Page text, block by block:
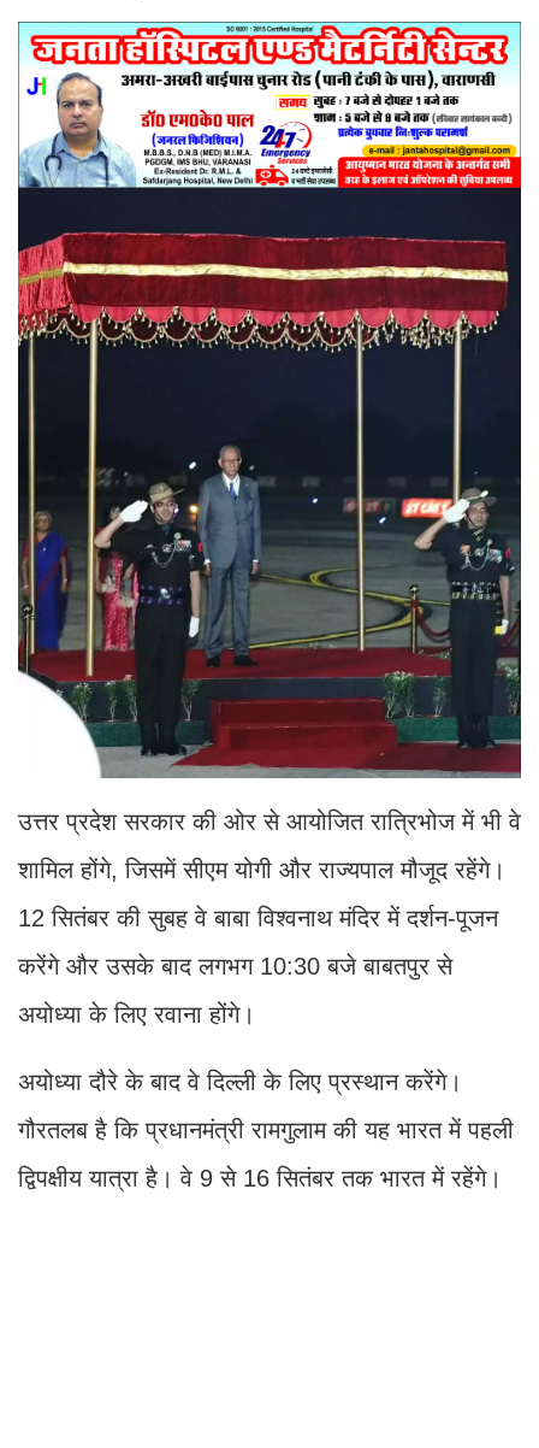
उत्तर प्रदेश सरकार की ओर से आयोजित रात्रिभोज में भी वे
शामिल होंगे, जिसमें सीएम योगी और राज्यपाल मौजूद रहेंगे।
12 सितंबर की सुबह वे बाबा विश्वनाथ मंदिर में दर्शन-पूजन
करेंगे और उसके बाद लगभग 10:30 बजे बाबतपुर से
अयोध्या के लिए रवाना होंगे।
अयोध्या दौरे के बाद वे दिल्ली के लिए प्रस्थान करेंगे।
गौरतलब है कि प्रधानमंत्री रामगुलाम की यह भारत में पहली
द्विपक्षीय यात्रा है। वे 9 से 16 सितंबर तक भारत में रहेंगे।